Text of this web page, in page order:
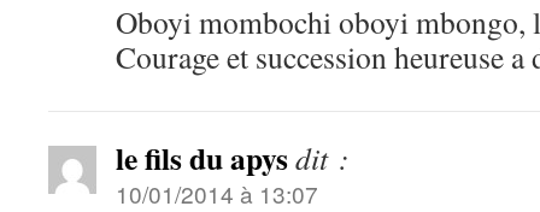
Oboyi mombochi oboyi
Courage et succession heureuse
le fils du apysdit :
10/01/2014 à 13:07